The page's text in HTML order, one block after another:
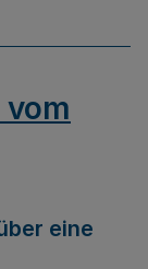
vom
eine